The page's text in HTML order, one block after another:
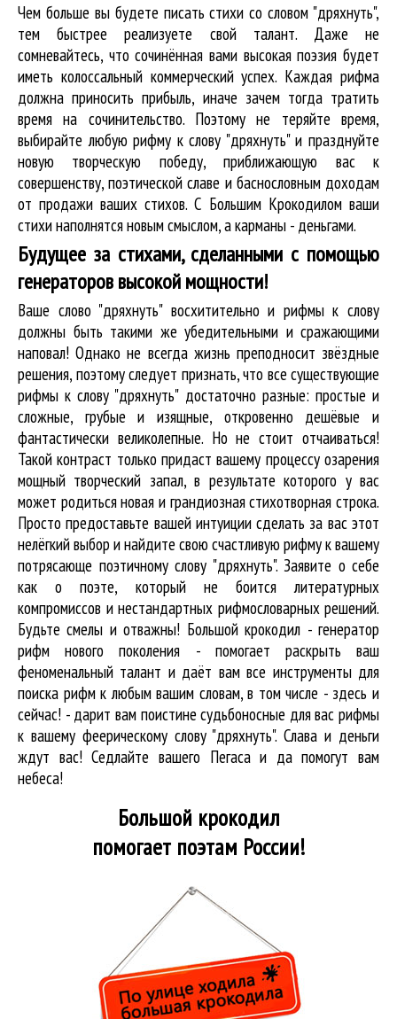
Чем больше вы будете писать стихи со словом "дряхнуть",
тем быстрее реализуете свой талант. Даже не
сомневайтесь, что сочинённая вами высокая поэзия будет
иметь колоссальный коммерческий успех. Каждая рифма
должна приносить прибыль, иначе зачем тогда тратить
время на сочинительство. Поэтому не теряйте время,
выбирайте любую рифму к слову "дряхнуть" и празднуйте
новую творческую победу, приближающую вас к
совершенству, поэтической славе и баснословным доходам
от продажи ваших стихов. С Большим Крокодилом ваши
стихи наполнятся новым смыслом, а карманы - деньгами.
Будущее за стихами, сделанными с помощью
генераторов высокой мощности!
Ваше слово "дряхнуть" восхитительно и рифмы к слову
должны быть такими же убедительными и сражающими
наповал! Однако не всегда жизнь преподносит звёздные
решения, поэтому следует признать, что все существующие
рифмы к слову "дряхнуть" достаточно разные: простые и
сложные, грубые и изящные, откровенно дешёвые и
фантастически великолепные. Но не стоит отчаиваться!
Такой контраст только придаст вашему процессу озарения
мощный творческий запал, в результате которого у вас
может родиться новая и грандиозная стихотворная строка.
Просто предоставьте вашей интуиции сделать за вас этот
нелёгкий выбор и найдите свою счастливую рифму к вашему
потрясающе поэтичному слову "дряхнуть". Заявите о себе
как о поэте, который не боится литературных
компромиссов и нестандартных рифмословарных решений.
Будьте смелы и отважны! Большой крокодил - генератор
рифм нового поколения - помогает раскрыть ваш
феноменальный талант и даёт вам все инструменты для
поиска рифмк любым вашим словам, в том числе - здесь и
сейчас! - дарит вам поистине судьбоносные для вас рифмы
к вашему феерическому слову "дряхнуть". Слава и деньги
ждут вас! Седлайте вашего Пегаса и да помогут вам
небеса!
Большой крокодил
помогает поэтам России!